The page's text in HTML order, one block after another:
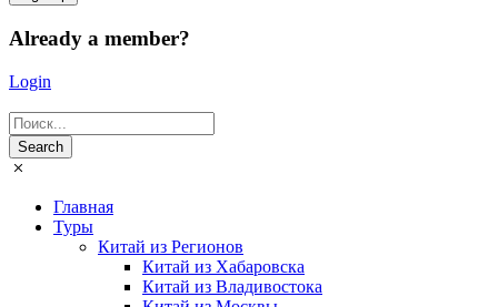
Already a member?
Login
Главная
Туры
Китай из Регионов
Китай из Хабаровска
Китай из Владивостока